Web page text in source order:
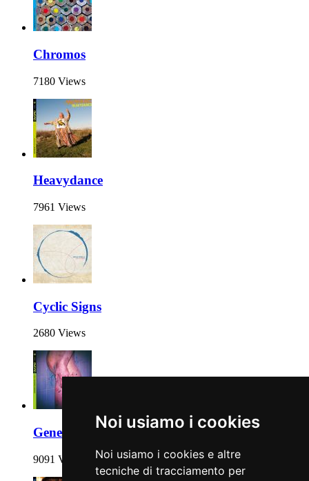
Noi usiamo i cookies
Noi usiamo i cookies e altre
tecniche di tracciamento per
Chromos
7180 Views
Heavydance
7961 Views
Cyclic Signs
2680 Views
Genesi
9091 Views